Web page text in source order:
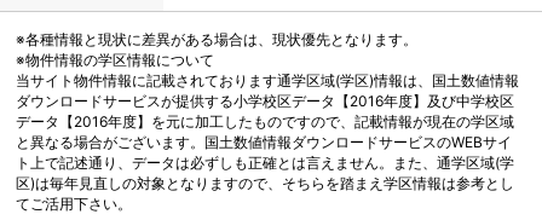
※各種情報と現状に差異がある場合は、現状優先となります。
※物件情報の学区情報について
当サイト物件情報に記載されております通学区域(学区)情報は、国土数値情報
ダウンロードサービスが提供する小学校区データ【2016年度】及び中学校区
データ【2016年度】を元に加工したものですので、記載情報が現在の学区域
と異なる場合がございます。国土数値情報ダウンロードサービスのWEBサイ
ト上で記述通り、データは必ずしも正確とは言えません。また、通学区域(学
区)は毎年見直しの対象となりますので、そちらを踏まえ学区情報は参考とし
てご活用下さい。